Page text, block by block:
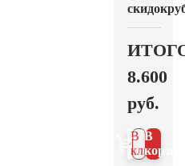
скидок
8.600
руб.
В
В 1
клик